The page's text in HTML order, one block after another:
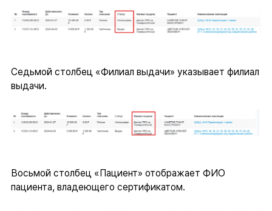
Седьмой столбец «Филиал выдачи» указывает филиал
выдачи.
Восьмой столбец «Пациент» отображает ФИО
пациента, владеющего сертификатом.